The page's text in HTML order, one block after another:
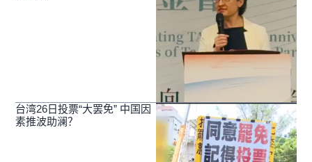
台湾26日投票“大罢免” 中国因
素推波助澜？